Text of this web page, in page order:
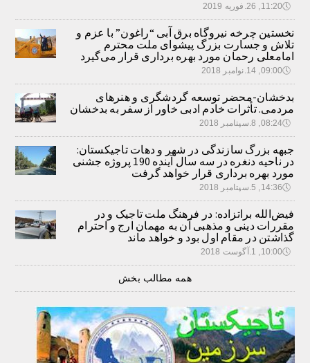
🕔11:20, 26.فوریه 2019
نخستین چرخه نیروگاه برق آبی “راغون” با عزم و
تلاش و جسارت بزرگ پیشوای ملت محترم
امامعلی رحمان مورد بهره برداری قرار می‌گیرد
🕔09:00, 14.نوامبر 2018
بدخشان-محضر توسعه گردشگری و هنرهای
مردمی. تأثرات خادم ادبی خاور از سفر به بدخشان
🕔08:24, 8.سپتامبر 2018
جبهه بزرگ سازندگی در شهر و دهات تاجیکستان:
در ناحیه دنغره در سه سال آینده 190 پروژه جشنی
مورد بهره برداری قرار خواهد گرفت
🕔14:36, 5.سپتامبر 2018
فیض‌الله براتزاده: در فرهنگ ملت تاجیک و در
مقررات دینی و مذهبی آن به مهمان ارج و احترام
گذاشتن در مقام اول بود و خواهد ماند
🕔10:00, 1.آگوست 2018
همه مطالب بخش